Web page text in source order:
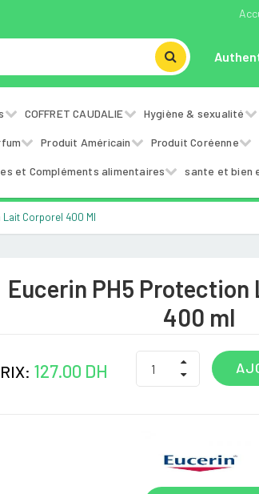
COFFRET CAUDALIE Hygiène & sexualité
Produit Américain Produit Coréenne
et Compléments alimentaires sante et bien
Lait Corporel 400 Ml
Eucerin PH5 Protection
400 ml
127.00 DH